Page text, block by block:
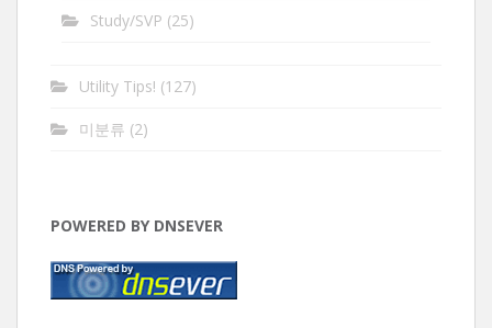
Study/SVP (25)
Utility Tips! (127)
미분류 (2)
POWERED BY DNSEVER